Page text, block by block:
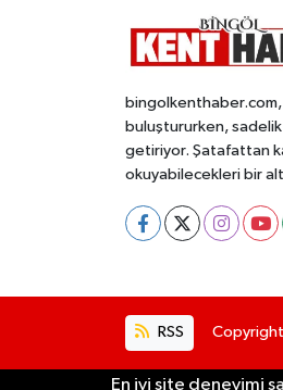
buluştururken,
getiriyor. Şatafattan
okuyabilecekleri bir
RSS Copyright
En iyi site deneyimi